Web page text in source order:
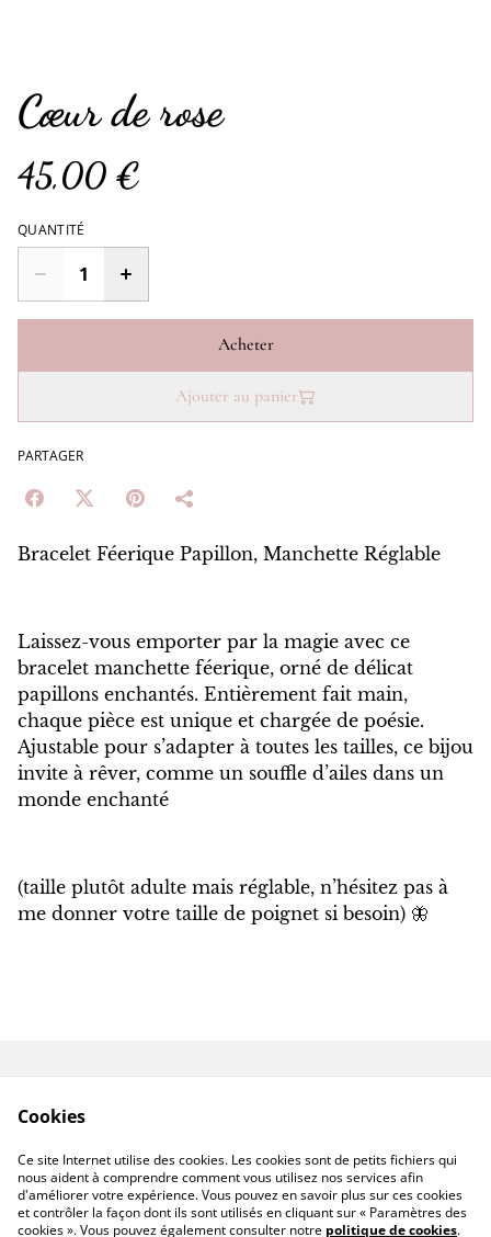
Cœur de rose
45,00 €
QUANTITÉ
Acheter
Ajouter au panier
PARTAGER
Bracelet Féerique Papillon, Manchette Réglable
Laissez-vous emporter par la magie avec ce
bracelet manchette féerique, orné de délicat
papillons enchantés. Entièrement fait main,
chaque pièce est unique et chargée de poésie.
Ajustable pour s’adapter à toutes les tailles, ce bijou
invite à rêver, comme un souffle d’ailes dans un
monde enchanté
(taille plutôt adulte mais réglable, n’hésitez pas à
me donner votre taille de poignet si besoin) 🦋
Livraison hors France
Cookies
Ce site Internet utilise des cookies. Les cookies sont de petits fichiers qui
nous aident à comprendre comment vous utilisez nos services afin
d'améliorer votre expérience. Vous pouvez en savoir plus sur ces cookies
et contrôler la façon dont ils sont utilisés en cliquant sur « Paramètres des
cookies ». Vous pouvez également consulter notre politique de cookies.